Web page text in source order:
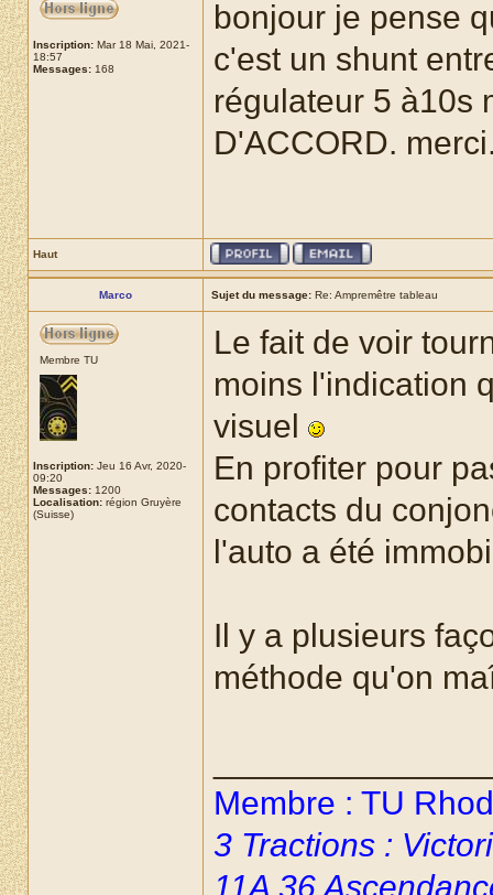
Inscription: Mar 18 Mai, 2021-
18:57
Messages: 168
bonjour je pense
c'est un shunt
régulateur 5 à10s
D'ACCORD.
Haut
Marco Sujet du message: Re: Ampremêtre tableau
Membre TU
Inscription: Jeu 16 Avr, 2020-
09:20
Messages: 1200
Localisation: région Gruyère
(Suisse)
Le fait de voir
moins l'indication
visuel
En profiter pour
contacts du
l'auto a été
Il y a plusieurs
méthode qu'on
Membre : TU
3 Tractions :
11A 36